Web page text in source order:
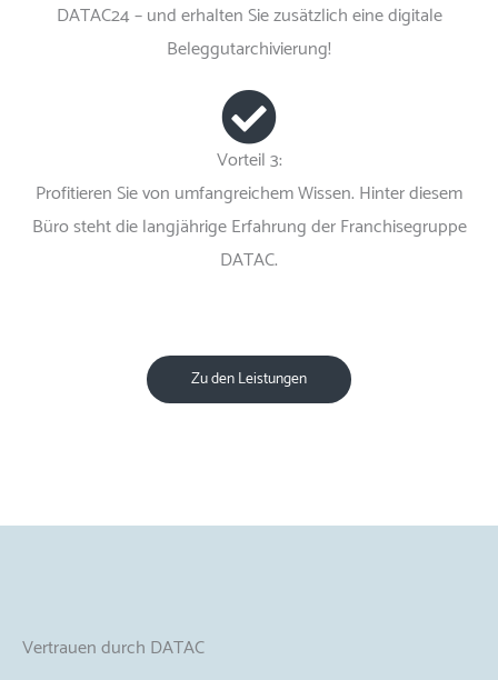
DATAC24 – und erhalten Sie zusätzlich eine digitale
Beleggutarchivierung!
Vorteil 3:
Profitieren Sie von umfangreichem Wissen. Hinter diesem
Büro steht die langjährige Erfahrung der Franchisegruppe
DATAC.
Zu den Leistungen
Vertrauen durch DATAC